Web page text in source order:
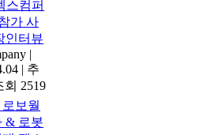
스컴퍼
가 사
인터뷰
|
| 추
회 2519